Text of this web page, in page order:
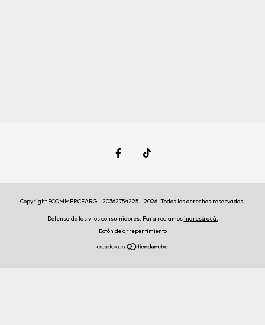
Copyright ECOMMERCEARG - 20362754225 - 2026. Todos los derechos reservados.
Defensa de las y los consumidores. Para reclamosingresá acá.
Botón de arrepentimiento